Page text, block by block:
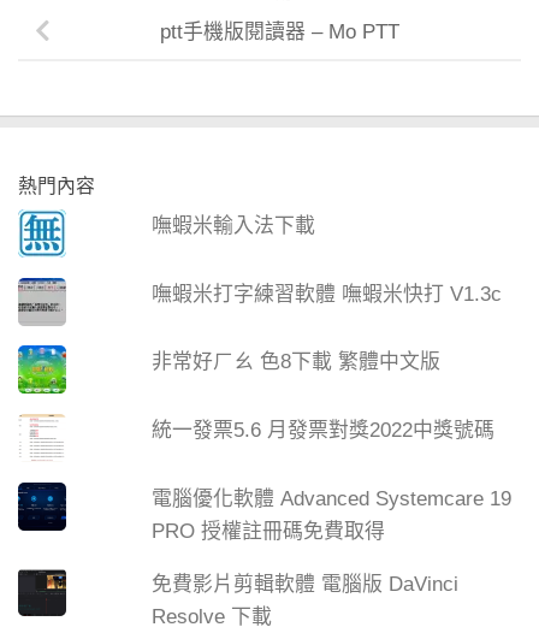
ptt手機版閱讀器 – Mo PTT
熱門內容
嘸蝦米輸入法下載
嘸蝦米打字練習軟體 嘸蝦米快打 V1.3c
非常好ㄏㄠ 色8下載 繁體中文版
統一發票5.6 月發票對獎2022中獎號碼
電腦優化軟體 Advanced Systemcare 19
PRO 授權註冊碼免費取得
免費影片剪輯軟體 電腦版 DaVinci
Resolve 下載